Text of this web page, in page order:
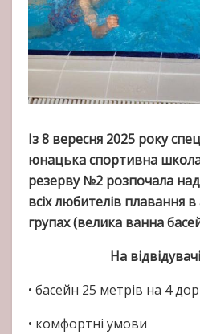
Із 8 вересня 2025 року
юнацька спортивна школа
резерву №2 розпочала
всіх любителів плавання
групах (велика ванна
На
• басейн 25 метрів на 4
• комфортні умови